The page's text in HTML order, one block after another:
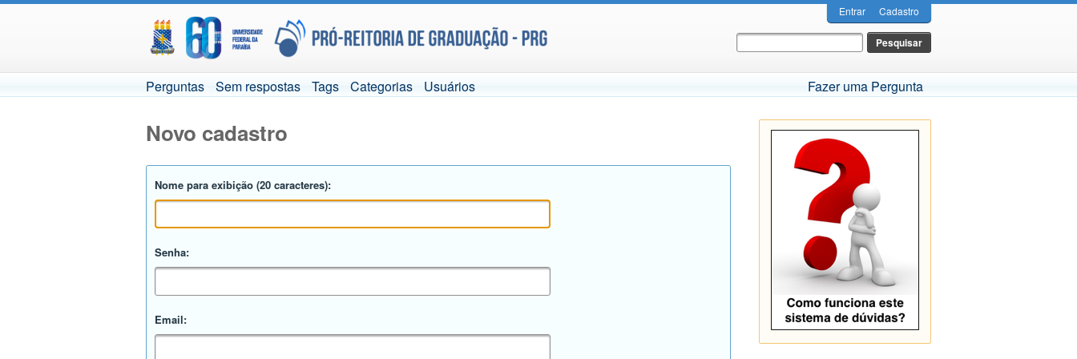
Entrar Cadastro
Perguntas Sem respostas Tags Categorias Usuários Fazer uma Pergunta
Novo cadastro
Nome para exibição (20 caracteres):
Senha:
Email: